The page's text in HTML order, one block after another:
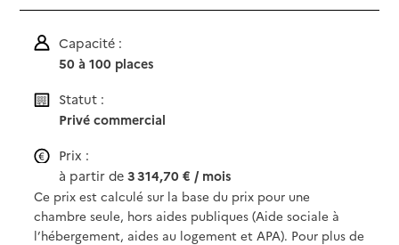
Capacité :
50 à 100 places
Statut :
Privé commercial
Prix :
à partir de3 314,70 € / mois
Ce prix est calculé sur la base du prix pour une
chambre seule, hors aides publiques (Aide sociale à
l’hébergement, aides au logement et APA). Pour plus de